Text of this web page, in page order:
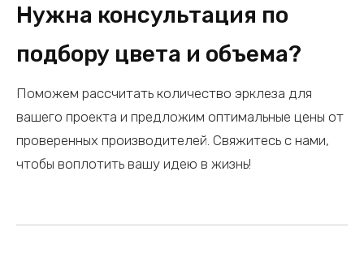
Нужна консультация по
подбору цвета и объема?
Поможем рассчитать количество эрклеза для
вашего проекта и предложим оптимальные цены от
проверенных производителей. Свяжитесь с нами,
чтобы воплотить вашу идею в жизнь!